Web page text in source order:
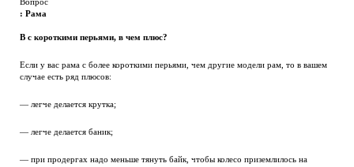
Вопрос
: Рама
В с короткими перьями, в чем плюс?
Если у вас рама с более короткими перьями, чем другие модели рам, то в вашем
случае есть ряд плюсов:
— легче делается крутка;
— легче делается баник;
— при продергах надо меньше тянуть байк, чтобы колесо приземлилось на